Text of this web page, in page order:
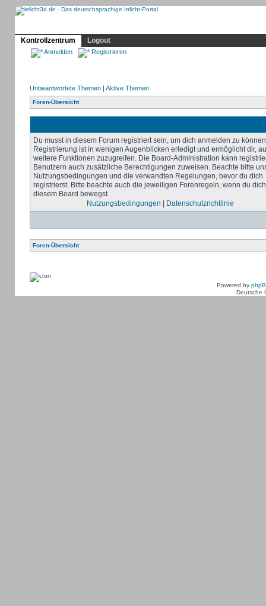
Kontrollzentrum
Logout
Anmelden Registrieren
Unbeantwortete Themen| Aktive Themen
Foren-Übersicht
Du musst in diesem Forum registriert sein, um dich anmelden zu
Registrierung ist in wenigen Augenblicken erledigt und ermöglicht dir,
weitere Funktionen zuzugreifen. Die Board-Administration kann
Benutzern auch zusätzliche Berechtigungen zuweisen. Beachte bitte
Nutzungsbedingungen und die verwandten Regelungen, bevor du dich
registrierst. Bitte beachte auch die jeweiligen Forenregeln, wenn du
diesem Board bewegst.
Nutzungsbedingungen
Datenschutzrichtlinie
Foren-Übersicht
Powered by
Deutsche